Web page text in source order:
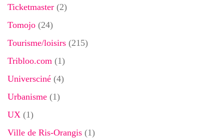
Ticketmaster (2)
Tomojo (24)
Tourisme/loisirs (215)
Tribloo.com (1)
Universciné (4)
Urbanisme (1)
UX (1)
Ville de Ris-Orangis (1)